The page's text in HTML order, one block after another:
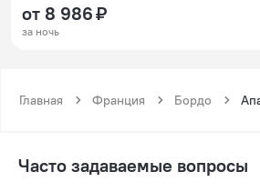
от 8 986 ₽
за ночь
Главная Франция Бордо
Часто задаваемые вопросы